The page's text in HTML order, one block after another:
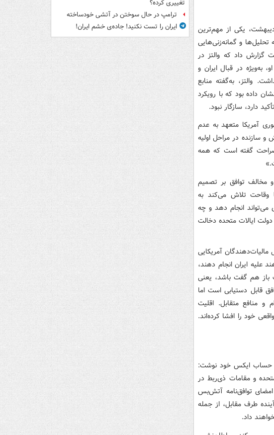
مایکل والتز از سمت مشاور امنیت ملی کاخ سفید در ۱۱ اردیبهشت، یکی از مهم‌ترین
و گمانه‌زنی‌هایی
گزارش داد که والتز در
به‌ویژه در قبال ایران و
والتز، به‌گفته منابع
داده بود که با رویکرد
دارد، سازگار نبود.
آمریکا متعهد به عدم
سازنده در مراحل اولیه
گفته است که همه
و مخالف توافق بر تصمیم
وقاحت تلاش می‌کند به
می‌تواند انجام دهد و چه
ایالات متحده دخالت
تا ۲۳ میلیارد دلار از پول مالیات‌دهندگان آمریکایی
علیه ایران انجام دهند،
باز هم گفت باشد، یعنی
قابل دستیابی است اما
و منافع متقابل. اقلیت
خود را افشا کرده‌اند.
روز سه‌شنبه (۱۶ اردیبهشت) در حساب ایکس خود نوشت:
و مقامات ذی‌ربط در
توافق‌نامه آتش‌بس
طرف مقابل، از جمله
داد.
تغییری کرده؟
ترامپ در حال سوختن در آتشی خودساخته
ایران را تست نکنید! جاده‌ی خشم ایران!